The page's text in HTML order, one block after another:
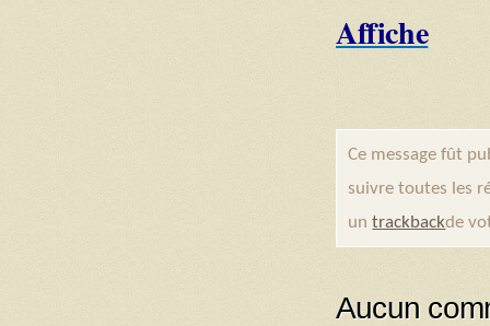
Affiche
Ce message fût
suivre toutes les
untrackbackde
Aucun